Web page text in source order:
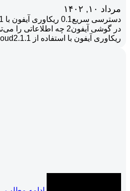
مرداد ۱۰, ۱۴۰۲
ریکاوری آیفون با استفاده از iCloud2.1.1...